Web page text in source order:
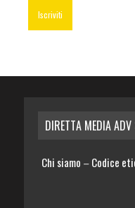
DIRETTA MEDIA
Chi siamo – Codice